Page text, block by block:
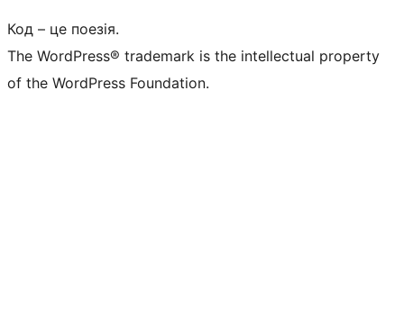
Код – це поезія.
The WordPress® trademark is the intellectual property
of the WordPress Foundation.